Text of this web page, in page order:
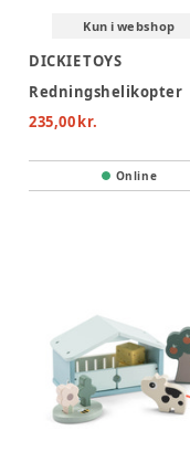
Kun i webshop
DICKIE TOYS
Redningshelikopter
235,00 kr.
Online